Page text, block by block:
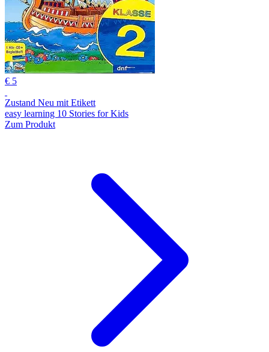
€ 5
Zustand Neu mit Etikett
easy learning 10 Stories for Kids
Zum Produkt